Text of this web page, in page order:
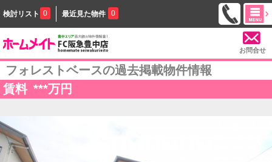
検討リスト 0 最近見た物件 0
お問合せ
フォレストベースの過去掲載物件情報
賃料 ***万円